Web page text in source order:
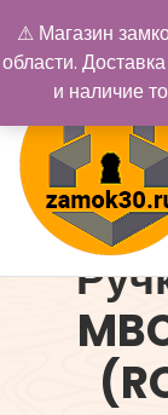
содержимому
⚠ Магазин
области.
и наличие